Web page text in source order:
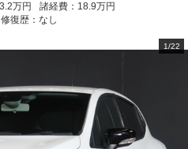
万円 諸経費： 18.9万円
修復歴： なし
1/22